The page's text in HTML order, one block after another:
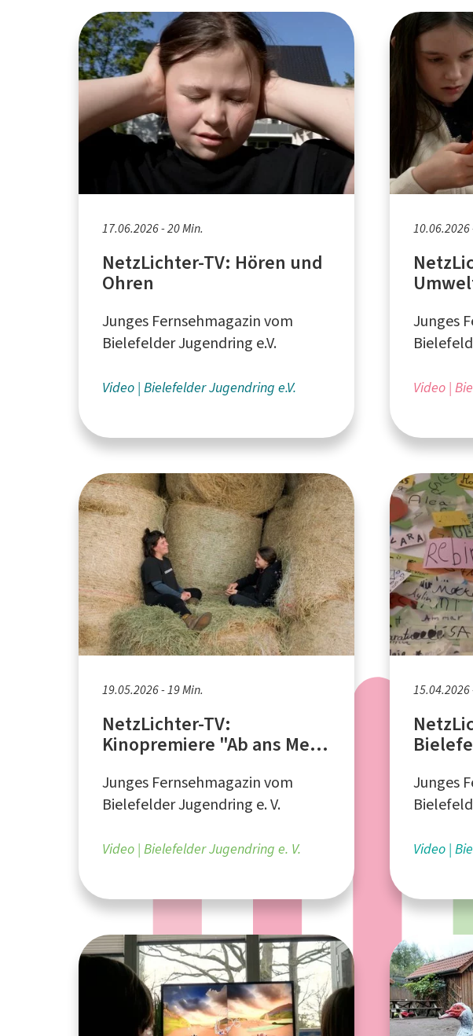
17.06.2026 - 20 Min.
NetzLichter-TV: Hören und
Ohren
Junges Fernsehmagazin vom
Bielefelder Jugendring e.V.
Video Bielefelder Jugendring e.V.
10.06.2026
Junges
Video
19.05.2026 - 19 Min.
NetzLichter-TV:
Kinopremiere "Ab ans Meer,
Film
Junges Fernsehmagazin vom
Bielefelder Jugendring e. V.
Video Bielefelder Jugendring e. V.
15.04.2026
Junges
Video